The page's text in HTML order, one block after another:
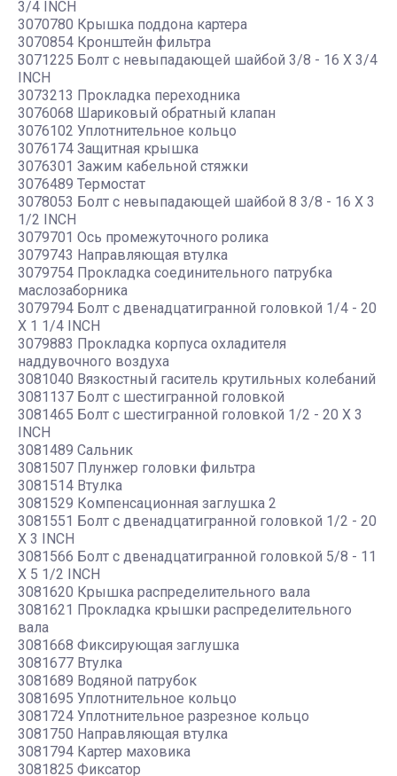
3/4 INCH
3070780 Крышка поддона картера
3070854 Кронштейн фильтра
3071225 Болт с невыпадающей шайбой 3/8 - 16 X 3/4
INCH
3073213 Прокладка переходника
3076068 Шариковый обратный клапан
3076102 Уплотнительное кольцо
3076174 Защитная крышка
3076301 Зажим кабельной стяжки
3076489 Термостат
3078053 Болт с невыпадающей шайбой 8 3/8 - 16 X 3
1/2 INCH
3079701 Ось промежуточного ролика
3079743 Направляющая втулка
3079754 Прокладка соединительного патрубка
маслозаборника
3079794 Болт с двенадцатигранной головкой 1/4 - 20
X 1 1/4 INCH
3079883 Прокладка корпуса охладителя
наддувочного воздуха
3081040 Вязкостный гаситель крутильных колебаний
3081137 Болт с шестигранной головкой
3081465 Болт с шестигранной головкой 1/2 - 20 X 3
INCH
3081489 Сальник
3081507 Плунжер головки фильтра
3081514 Втулка
3081529 Компенсационная заглушка 2
3081551 Болт с двенадцатигранной головкой 1/2 - 20
X 3 INCH
3081566 Болт с двенадцатигранной головкой 5/8 - 11
X 5 1/2 INCH
3081620 Крышка распределительного вала
3081621 Прокладка крышки распределительного
вала
3081668 Фиксирующая заглушка
3081677 Втулка
3081689 Водяной патрубок
3081695 Уплотнительное кольцо
3081724 Уплотнительное разрезное кольцо
3081750 Направляющая втулка
3081794 Картер маховика
3081825 Фиксатор